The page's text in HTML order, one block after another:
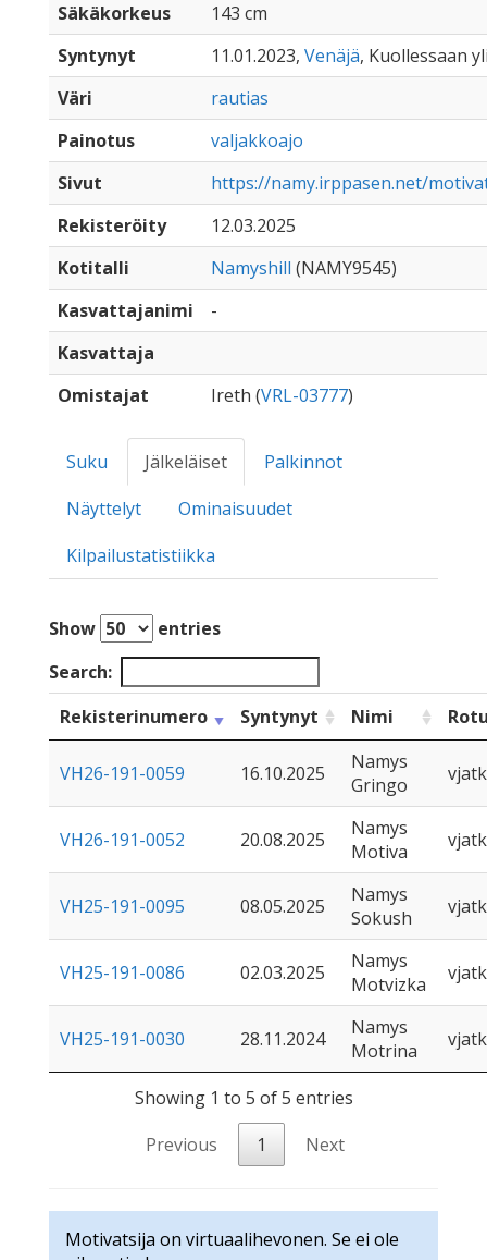
Säkäkorkeus
143 cm
Syntynyt
11.01.2023, Venäjä, Kuollessaan
Väri
rautias
Painotus
valjakkoajo
Sivut
https://namy.irppasen.net/
Rekisteröity
12.03.2025
Kotitalli
Namyshill (NAMY9545)
Kasvattajanimi
-
Kasvattaja
Omistajat
Ireth (VRL-03777)
Suku Jälkeläiset
Palkinnot
Näyttelyt
Ominaisuudet
Kilpailustatistiikka
Show
entries
Search:
Rekisterinumero
Syntynyt Nimi
VH26-191-0059 16.10.2025
Namys
Gringo
vjatk
VH26-191-0052 20.08.2025
Namys
Motiva
vjatk
VH25-191-0095 08.05.2025
Namys
Sokush
vjatk
VH25-191-0086 02.03.2025
Namys
Motvizka
vjatk
VH25-191-0030 28.11.2024
Namys
Motrina
vjatk
Showing 1 to 5 of 5 entries
Previous
1 Next
Motivatsija on virtuaalihevonen. Se ei ole